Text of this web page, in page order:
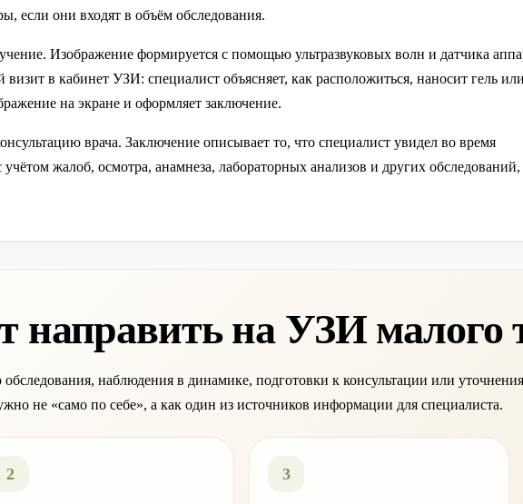
если они входят в объём обследования.
Изображение формируется с помощью ультразвуковых волн и датчика
в кабинет УЗИ: специалист объясняет, как расположиться, наносит гель или
на экране и оформляет заключение.
врача. Заключение описывает то, что специалист увидел во время
жалоб, осмотра, анамнеза, лабораторных анализов и других обследований,
направить на УЗИ малого
наблюдения в динамике, подготовки к консультации или уточнения
не «само по себе», а как один из источников информации для специалиста.
2 3